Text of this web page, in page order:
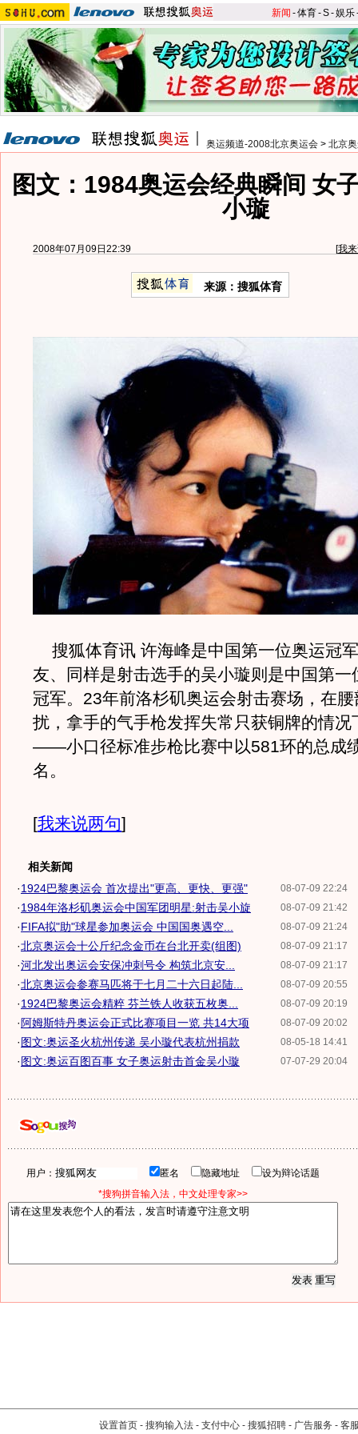
新闻 -体育-S-娱乐
奥运频道-2008北京奥运会 > 北京
图文：1984奥运会经典瞬间 女
小璇
2008年07月09日22:39 [我
来源：搜狐体育
搜狐体育讯 许海峰是中国第一位奥运冠
友、同样是射击选手的吴小璇则是中国第一
冠军。23年前洛杉矶奥运会射击赛场，在
扰，拿手的气手枪发挥失常只获铜牌的情况
——小口径标准步枪比赛中以581环的总成
名。
[我来说两句]
相关新闻
08-07-09 22:24
·1924巴黎奥运会 首次提出"更高、更快、更强"
08-07-09 21:42
·1984年洛杉矶奥运会中国军团明星:射击吴小旋
08-07-09 21:24
·FIFA拟"助"球星参加奥运会 中国国奥遇空...
08-07-09 21:17
·北京奥运会十公斤纪念金币在台北开卖(组图)
08-07-09 21:17
·河北发出奥运会安保冲刺号令 构筑北京安...
08-07-09 20:55
·北京奥运会参赛马匹将于七月二十六日起陆...
08-07-09 20:19
·1924巴黎奥运会精粹 芬兰铁人收获五枚奥...
08-07-09 20:02
· 阿姆斯特丹奥运会正式比赛项目一览 共14大项
08-05-18 14:41
·图文:奥运圣火杭州传递 吴小璇代表杭州捐款
07-07-29 20:04
·图文:奥运百图百事 女子奥运射击首金吴小璇
用户： 匿名 隐藏地址
设为辩论话题
*搜狗拼音输入法，中文处理专家>>
设置首页 - 搜狗输入法 - 支付中心 - 搜狐招聘 - 广告服务 - 客